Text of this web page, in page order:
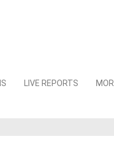
LIVE REPORTS